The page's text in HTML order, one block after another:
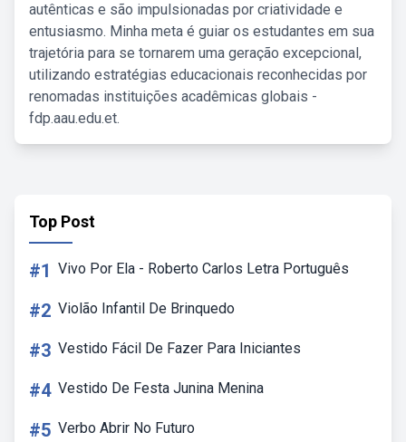
autênticas e são impulsionadas por criatividade e
entusiasmo. Minha meta é guiar os estudantes em sua
trajetória para se tornarem uma geração excepcional,
utilizando estratégias educacionais reconhecidas por
renomadas instituições acadêmicas globais -
fdp.aau.edu.et.
Top Post
#1 Vivo Por Ela - Roberto Carlos Letra Português
#2 Violão Infantil De Brinquedo
#3 Vestido Fácil De Fazer Para Iniciantes
#4 Vestido De Festa Junina Menina
#5 Verbo Abrir No Futuro